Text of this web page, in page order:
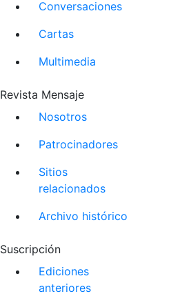
Conversaciones
Cartas
Multimedia
Revista Mensaje
Nosotros
Patrocinadores
Sitios
relacionados
Archivo histórico
Suscripción
Ediciones
anteriores